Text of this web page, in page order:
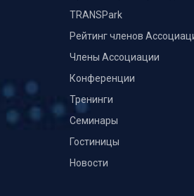
TRANSPark
Рейтинг членов
Члены Ассоциации
Конференции
Тренинги
Семинары
Гостиницы
Новости